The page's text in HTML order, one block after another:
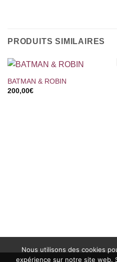
PRODUITS SIMILAIRES
BATMAN & ROBIN
200,00€
Nous utilisons des cookies
expérience sur notre site web.